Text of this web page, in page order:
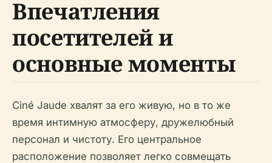
Впечатления
посетителей и
основные моменты
Ciné Jaude хвалят за его живую, но в то же
время интимную атмосферу, дружелюбный
персонал и чистоту. Его центральное
расположение позволяет легко совмещать